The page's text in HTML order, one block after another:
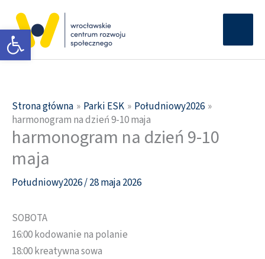
Otwórz pasek narzędzi
treści
Strona główna Parki ESK
Południowy2026
harmonogram na dzień 9-10 maja
harmonogram na dzień 9-10
maja
Południowy2026/28 maja 2026
SOBOTA
16:00 kodowanie na polanie
18:00 kreatywna sowa